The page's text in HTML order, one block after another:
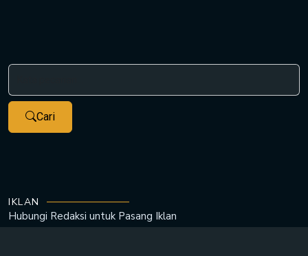
Cari
IKLAN
Hubungi Redaksi untuk Pasang Iklan